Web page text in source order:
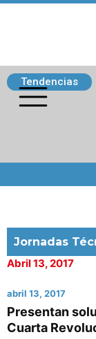
Tendencias
Jornadas
Abril 13, 2017
abril 13, 2017
Presentan
Cuarta